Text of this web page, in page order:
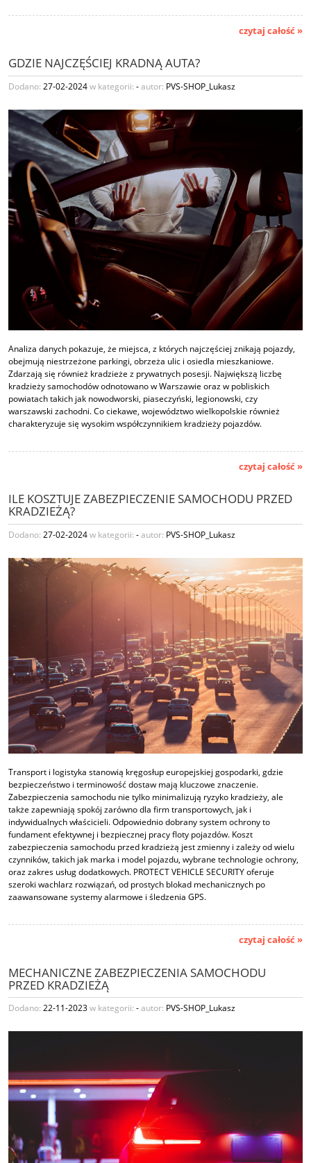
czytaj całość »
GDZIE NAJCZĘŚCIEJ KRADNĄ AUTA?
Dodano: 27-02-2024w kategorii: -autor: PVS-SHOP_Lukasz
Analiza danych pokazuje, że miejsca, z których najczęściej znikają pojazdy,
obejmują niestrzeżone parkingi, obrzeża ulic i osiedla mieszkaniowe.
Zdarzają się również kradzieże z prywatnych posesji. Największą liczbę
kradzieży samochodów odnotowano w Warszawie oraz w pobliskich
powiatach takich jak nowodworski, piaseczyński, legionowski, czy
warszawski zachodni. Co ciekawe, województwo wielkopolskie również
charakteryzuje się wysokim współczynnikiem kradzieży pojazdów.
czytaj całość »
ILE KOSZTUJE ZABEZPIECZENIE SAMOCHODU PRZED
KRADZIEŻĄ?
Dodano: 27-02-2024w kategorii: -autor: PVS-SHOP_Lukasz
Transport i logistyka stanowią kręgosłup europejskiej gospodarki, gdzie
bezpieczeństwo i terminowość dostaw mają kluczowe znaczenie.
Zabezpieczenia samochodu nie tylko minimalizują ryzyko kradzieży, ale
także zapewniają spokój zarówno dla firm transportowych, jak i
indywidualnych właścicieli. Odpowiednio dobrany system ochrony to
fundament efektywnej i bezpiecznej pracy floty pojazdów. Koszt
zabezpieczenia samochodu przed kradzieżą jest zmienny i zależy od wielu
czynników, takich jak marka i model pojazdu, wybrane technologie ochrony,
oraz zakres usług dodatkowych. PROTECT VEHICLE SECURITY oferuje
szeroki wachlarz rozwiązań, od prostych blokad mechanicznych po
zaawansowane systemy alarmowe i śledzenia GPS.
czytaj całość »
MECHANICZNE ZABEZPIECZENIA SAMOCHODU
PRZED KRADZIEŻĄ
Dodano: 22-11-2023w kategorii: -autor: PVS-SHOP_Lukasz